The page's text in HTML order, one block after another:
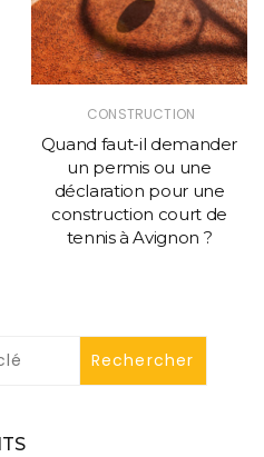
CONSTRUCTION
Quand faut-il demander
un permis ou une
déclaration pour une
construction court de
tennis à Avignon ?